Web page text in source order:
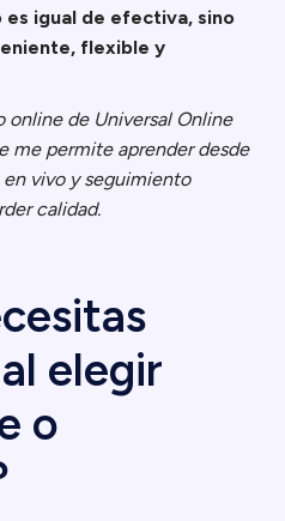
es igual de efectiva, sino
flexible y
online de Universal Online
me permite aprender desde
en vivo y seguimiento
calidad.
elegir
o